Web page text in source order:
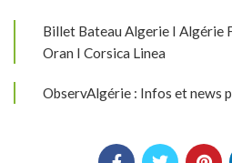
Billet Bateau Algerie I Algérie
Oran I Corsica Linea
ObservAlgérie : Infos et news